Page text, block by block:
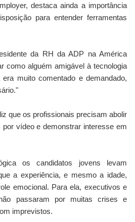
destaca ainda a importância
para entender ferramentas
da RH da ADP na América
como alguém amigável à tecnologia
muito comentado e demandado,
que os profissionais precisam abolir
vídeo e demonstrar interesse em
os candidatos jovens levam
a experiência, e mesmo a idade,
emocional. Para ela, executivos e
passaram por muitas crises e
imprevistos.